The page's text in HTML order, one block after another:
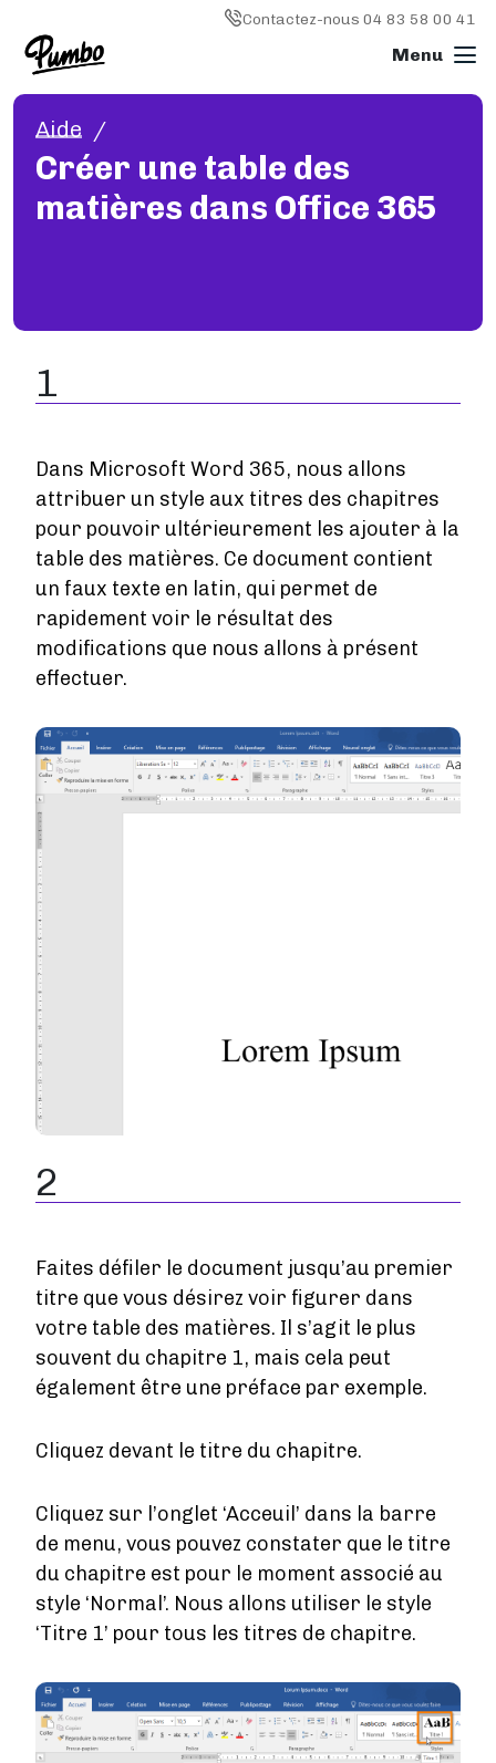
Contactez-nous 04 83 58 00 41
Image
Imprimer un livre
L'IMPRESSION EN GÉNÉRAL
Imprimer un livre
IMPRESSION OFFSET
Comment ça marche ?
Délais de livraison
IMPRESSION NUMÉRIQUE
Impression numérique
Comment ça marche ?
Délais de livraison
Impression en ligne
Plan par étapes
LA PUBLICATION EN GÉNÉRAL
Demander un ISBN
Formalites a regler
Aide
Tarifs
Services
Blog
À propos de nous
Se connecter
Contact
Aide
Créer une table des
matières dans Office 365
1
Dans Microsoft Word 365, nous allons
attribuer un style aux titres des chapitres
pour pouvoir ultérieurement les ajouter à la
table des matières. Ce document contient
un faux texte en latin, qui permet de
rapidement voir le résultat des
modifications que nous allons à présent
effectuer.
Image
2
Faites défiler le document jusqu’au premier
titre que vous désirez voir figurer dans
votre table des matières. Il s’agit le plus
souvent du chapitre 1, mais cela peut
également être une préface par exemple.
Cliquez devant le titre du chapitre.
Cliquez sur l’onglet ‘Acceuil’ dans la barre
de menu, vous pouvez constater que le titre
du chapitre est pour le moment associé au
style ‘Normal’. Nous allons utiliser le style
‘Titre 1’ pour tous les titres de chapitre.
Image